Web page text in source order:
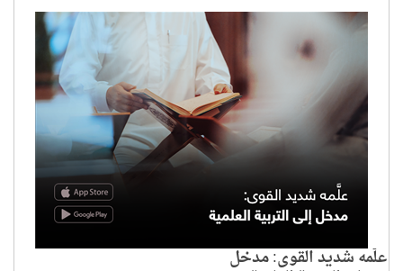
علَّمه شديد القوى: مدخل